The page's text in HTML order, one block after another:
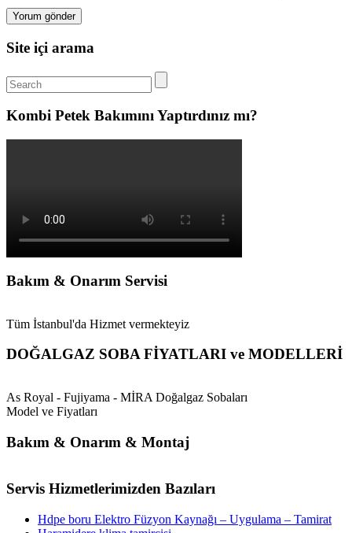
Site içi arama
Kombi Petek Bakımını Yaptırdınız mı?
Bakım & Onarım Servisi
Tüm İstanbul'da Hizmet vermekteyiz
DOĞALGAZ SOBA FİYATLARI ve MODELLERİ
As Royal - Fujiyama - MİRA Doğalgaz Sobaları
Model ve Fiyatları
Bakım & Onarım & Montaj
Servis Hizmetlerimizden Bazıları
Hdpe boru Elektro Füzyon Kaynağı – Uygulama – Tamirat